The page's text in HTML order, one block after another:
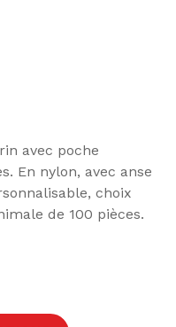
avec poche
En nylon, avec anse
choix
de 100 pièces.